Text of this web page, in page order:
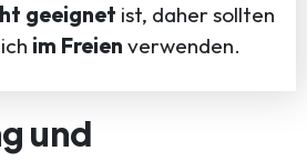
geeignet ist, daher sollten
im Freien verwenden.
und